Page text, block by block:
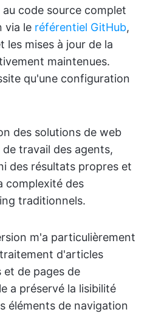
code source complet
via le référentiel GitHub,
les mises à jour de la
maintenues.
qu'une configuration
des solutions de web
travail des agents,
des résultats propres et
complexité des
traditionnels.
m'a particulièrement
d'articles
de pages de
a préservé la lisibilité
éléments de navigation